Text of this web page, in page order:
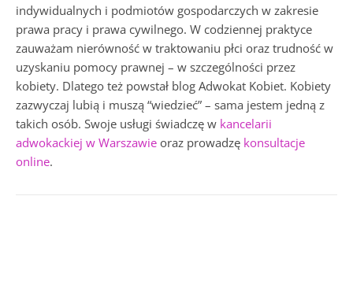
indywidualnych i podmiotów gospodarczych w zakresie
prawa pracy i prawa cywilnego. W codziennej praktyce
zauważam nierówność w traktowaniu płci oraz trudność w
uzyskaniu pomocy prawnej – w szczególności przez
kobiety. Dlatego też powstał blog Adwokat Kobiet. Kobiety
zazwyczaj lubią i muszą “wiedzieć” – sama jestem jedną z
takich osób. Swoje usługi świadczę w kancelarii
adwokackiej w Warszawie oraz prowadzę konsultacje
online.